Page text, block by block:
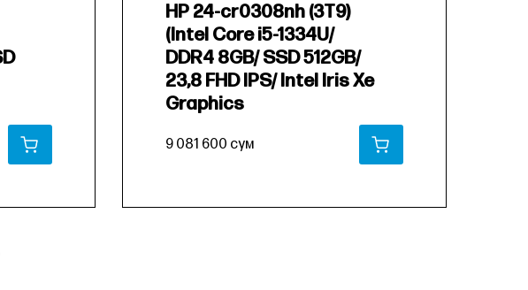
HP 24-cr0308nh (3T9)
(Intel Core i5-1334U/
DDR4 8GB/ SSD 512GB/
23,8 FHD IPS/ Intel Iris Xe
Graphics
9 081 600 сум